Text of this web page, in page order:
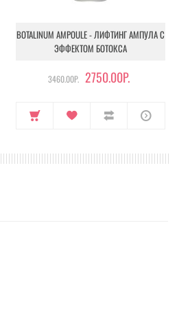
BOTALINUM AMPOULE - ЛИФТИНГ АМПУЛА С
ЭФФЕКТОМ БОТОКСА
3460.00Р. 2750.00Р.